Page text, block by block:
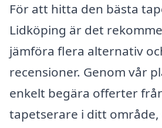
För att hitta den bästa
Lidköping är det
jämföra flera alternativ
recensioner. Genom vår
enkelt begära offerter
tapetserare i ditt